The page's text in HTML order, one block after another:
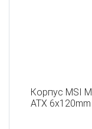
Корпус MSI
ATX